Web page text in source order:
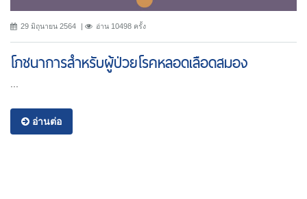
29 มิถุนายน 2564 อ่าน 10498 ครั้ง
โภชนาการสำหรับผู้ป่วยโรคหลอดเลือดสมอง
อ่านต่อ